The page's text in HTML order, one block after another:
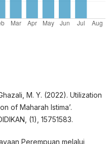
M. Y. (2022). Utilization
of Maharah Istima’.
(1), 15751583.
Perempuan melalui